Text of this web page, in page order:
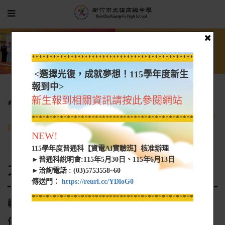
光復新聞
大學營隊資訊
轉知 銘傳大學醫療資訊與管理學系舉辦「2025銘傳大學醫療資訊
與管理體驗營」
大學營隊資訊
轉知 銘傳大學醫療資訊與管理學系舉辦「2025銘
傳大學醫療資訊與管理體驗營」
*****************************************************
<選擇光復，成就夢想！115學年度新生
報到中>
新生報到相關資訊請按此參閱網站
*****************************************************
NEW!
115學年度普通科【資電AI實驗班】核准辦理
►普通科說明會:115年5月30日、115年6月13日
►洽詢電話 : (03)5753558~60
傳送門： https://reurl.cc/YDloG0
*****************************************************